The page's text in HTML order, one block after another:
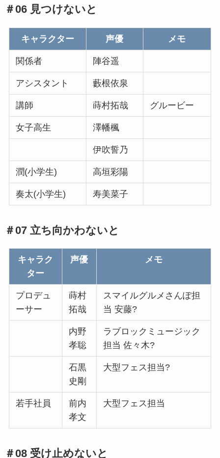
＃06 見つけないと
キャラクター 声優 メモ
関係者 陣谷遥
アシスタント 藪根依泉
講師 蒔村拓哉 グルービー
女子高生 澤幡楓
伊吹誓乃
潤(小学生) 高垣彩陽
奏太(小学生) 寿美菜子
＃07 立ち向かわないと
キャラク
ター
声優 メモ
プロデュ
ーサー
蒔村
拓哉
スマイルグルメさんぽ担
当 安藤?
内野
孝聡
ラブロックミュージック
担当 佐々木?
石黒
史剛
大型フェス担当?
若手社員
前内
孝文
大型フェス担当
＃08 受け止めないと